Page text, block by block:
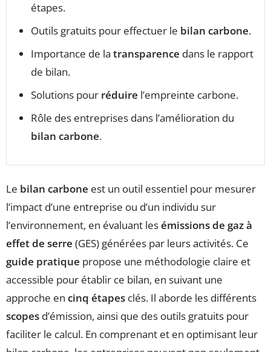
étapes.
Outils gratuits pour effectuer le bilan carbone.
Importance de la transparence dans le rapport
de bilan.
Solutions pour réduire l’empreinte carbone.
Rôle des entreprises dans l’amélioration du
bilan carbone.
Le bilan carbone est un outil essentiel pour mesurer
l’impact d’une entreprise ou d’un individu sur
l’environnement, en évaluant lesémissions de gaz à
effet de serre (GES) générées par leurs activités. Ce
guide pratique propose une méthodologie claire et
accessible pour établir ce bilan, en suivant une
approche en cinq étapes clés. Il aborde les différents
scopes d’émission, ainsi que des outils gratuits pour
faciliter le calcul. En comprenant et en optimisant leur